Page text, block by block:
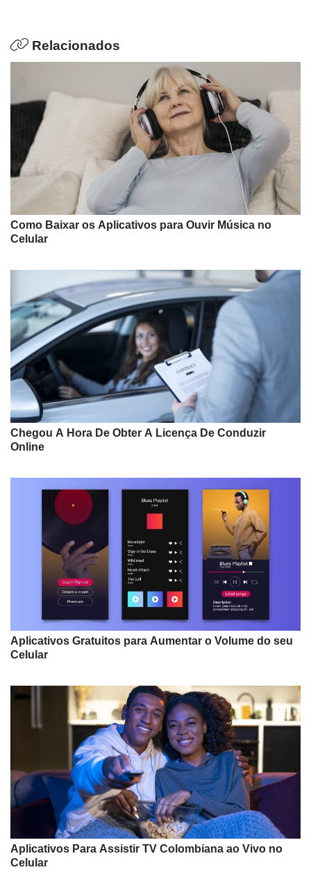
Relacionados
Como Baixar os Aplicativos para Ouvir Música no
Celular
Chegou A Hora De Obter A Licença De Conduzir
Online
Aplicativos Gratuitos para Aumentar o Volume do seu
Celular
Aplicativos Para Assistir TV Colombiana ao Vivo no
Celular